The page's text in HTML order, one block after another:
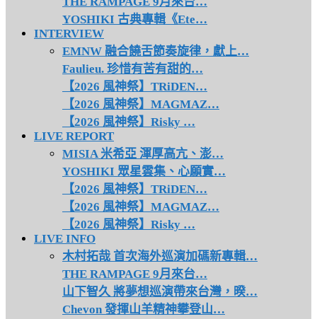
YOSHIKI 古典專輯《Ete…
INTERVIEW
EMNW 融合饒舌節奏旋律，獻上…
Faulieu. 珍惜有苦有甜的…
【2026 風神祭】TRiDEN…
【2026 風神祭】MAGMAZ…
【2026 風神祭】Risky …
LIVE REPORT
MISIA 米希亞 渾厚高亢、澎…
YOSHIKI 眾星雲集、心願實…
【2026 風神祭】TRiDEN…
【2026 風神祭】MAGMAZ…
【2026 風神祭】Risky …
LIVE INFO
木村拓哉 首次海外巡演加碼新專輯…
THE RAMPAGE 9月來台…
山下智久 將夢想巡演帶來台灣，暌…
Chevon 發揮山羊精神攀登山…